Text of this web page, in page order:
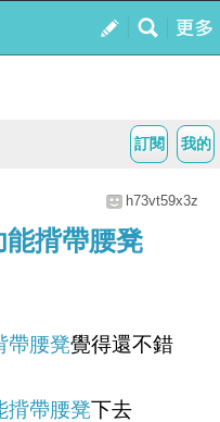
我的
訂閱
h73vt59x3z
揹帶腰凳
帶腰凳覺得還不錯
揹帶腰凳下去